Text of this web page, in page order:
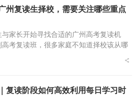
州复读生择校，需要关注哪些重点
家长开始寻找合适的广州高考复读机
考复读班，很多家庭不知道择校该从哪
读学校，不能只简单关注学费与宣传信
复读阶段如何高效利用每日学习时